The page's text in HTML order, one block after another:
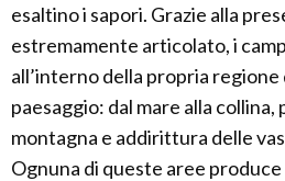
esaltino i sapori. Grazie alla
estremamente articolato, i
all’interno della propria
paesaggio: dal mare alla collina,
montagna e addirittura delle
Ognuna di queste aree